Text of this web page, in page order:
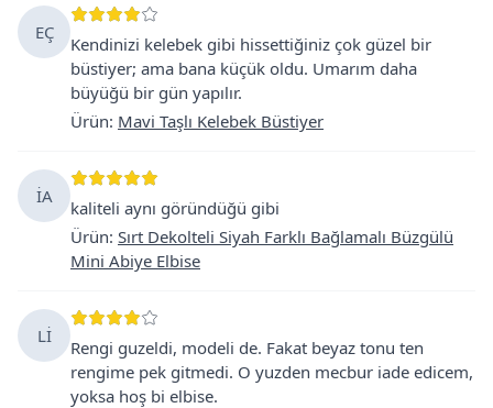
EÇ
Kendinizi kelebek gibi hissettiğiniz çok güzel bir
büstiyer; ama bana küçük oldu. Umarım daha
büyüğü bir gün yapılır.
Ürün: Mavi Taşlı Kelebek Büstiyer
İA
kaliteli aynı göründüğü gibi
Ürün: Sırt Dekolteli Siyah Farklı Bağlamalı Büzgülü
Mini Abiye Elbise
Lİ
Rengi guzeldi, modeli de. Fakat beyaz tonu ten
rengime pek gitmedi. O yuzden mecbur iade edicem,
yoksa hoş bi elbise.